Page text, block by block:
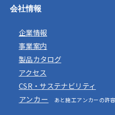
会社情報
企業情報
事業案内
製品カタログ
アクセス
CSR・サステナビリティ
アンカー
あと施工アンカーの許